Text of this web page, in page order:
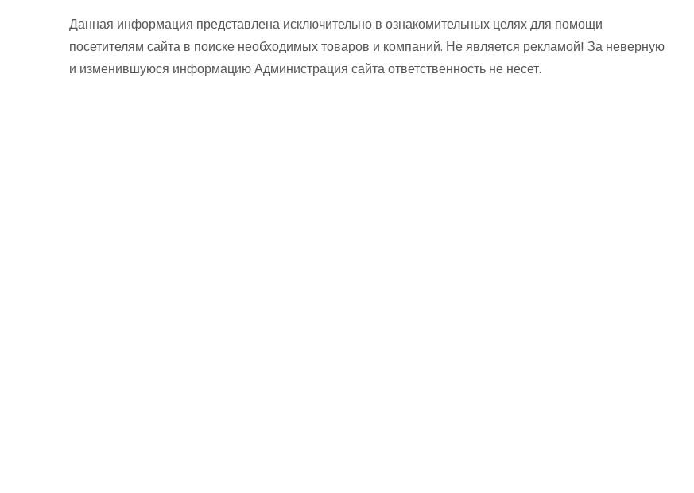
Данная информация представлена исключительно в ознакомительных целях для помощи
посетителям сайта в поиске необходимых товаров и компаний. Не является рекламой! За неверную
и изменившуюся информацию Администрация сайта ответственность не несет.